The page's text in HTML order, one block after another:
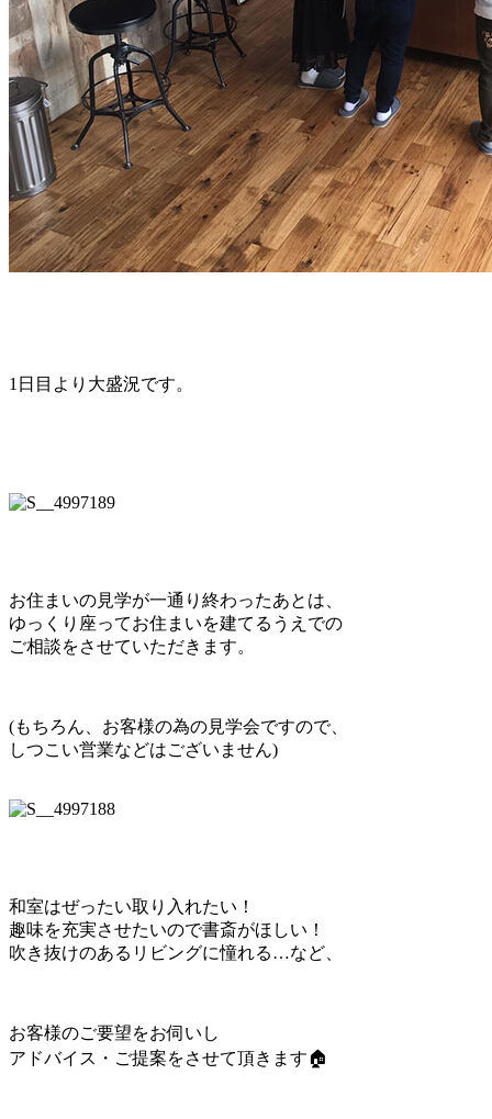
1日目より大盛況です。
お住まいの見学が一通り終わったあとは、
ゆっくり座ってお住まいを建てるうえでの
ご相談をさせていただきます。
(もちろん、お客様の為の見学会ですので、
しつこい営業などはございません)
和室はぜったい取り入れたい！
趣味を充実させたいので書斎がほしい！
吹き抜けのあるリビングに憧れる…など、
お客様のご要望をお伺いし
アドバイス・ご提案をさせて頂きます🏠